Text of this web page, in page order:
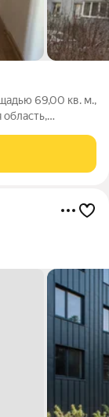
69,00 кв. м.,
номер объекта